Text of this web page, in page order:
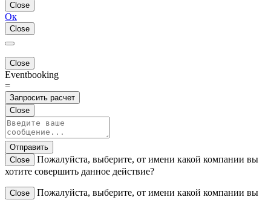
Close
Ок
Close
Close
Eventbooking
=
Запросить расчет
Close
Отправить
Close
Пожалуйста, выберите, от имени какой компании вы
хотите совершить данное действие?
Close
Пожалуйста, выберите, от имени какой компании вы